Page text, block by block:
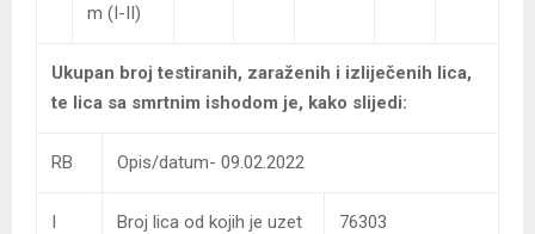
m (I-II)
Ukupan broj testiranih, zaraženih i izliječenih lica,
te lica sa smrtnim ishodom je, kako slijedi:
RB Opis/datum- 09.02.2022
I
Broj lica od kojih je uzet
76303